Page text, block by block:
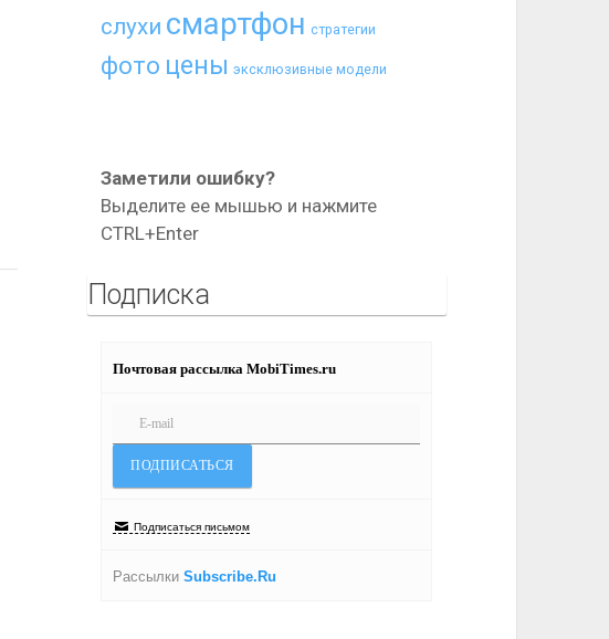
слухи смартфон стратегии
фото цены эксклюзивные модели
Заметили ошибку?
Выделите ее мышью и нажмите
CTRL+Enter
Подписка
Почтовая рассылка MobiTimes.ru
Подписаться письмом
РассылкиSubscribe.Ru